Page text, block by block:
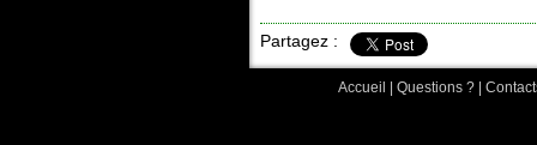
Partagez :
Accueil Questions ?